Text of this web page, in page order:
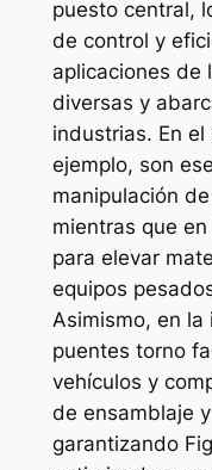
puesto central,
de control y
aplicaciones de
diversas y
industrias. En
ejemplo, son
manipulación
mientras que
para elevar
equipos
Asimismo, en
puentes torno
vehículos y
de ensamblaje
garantizando